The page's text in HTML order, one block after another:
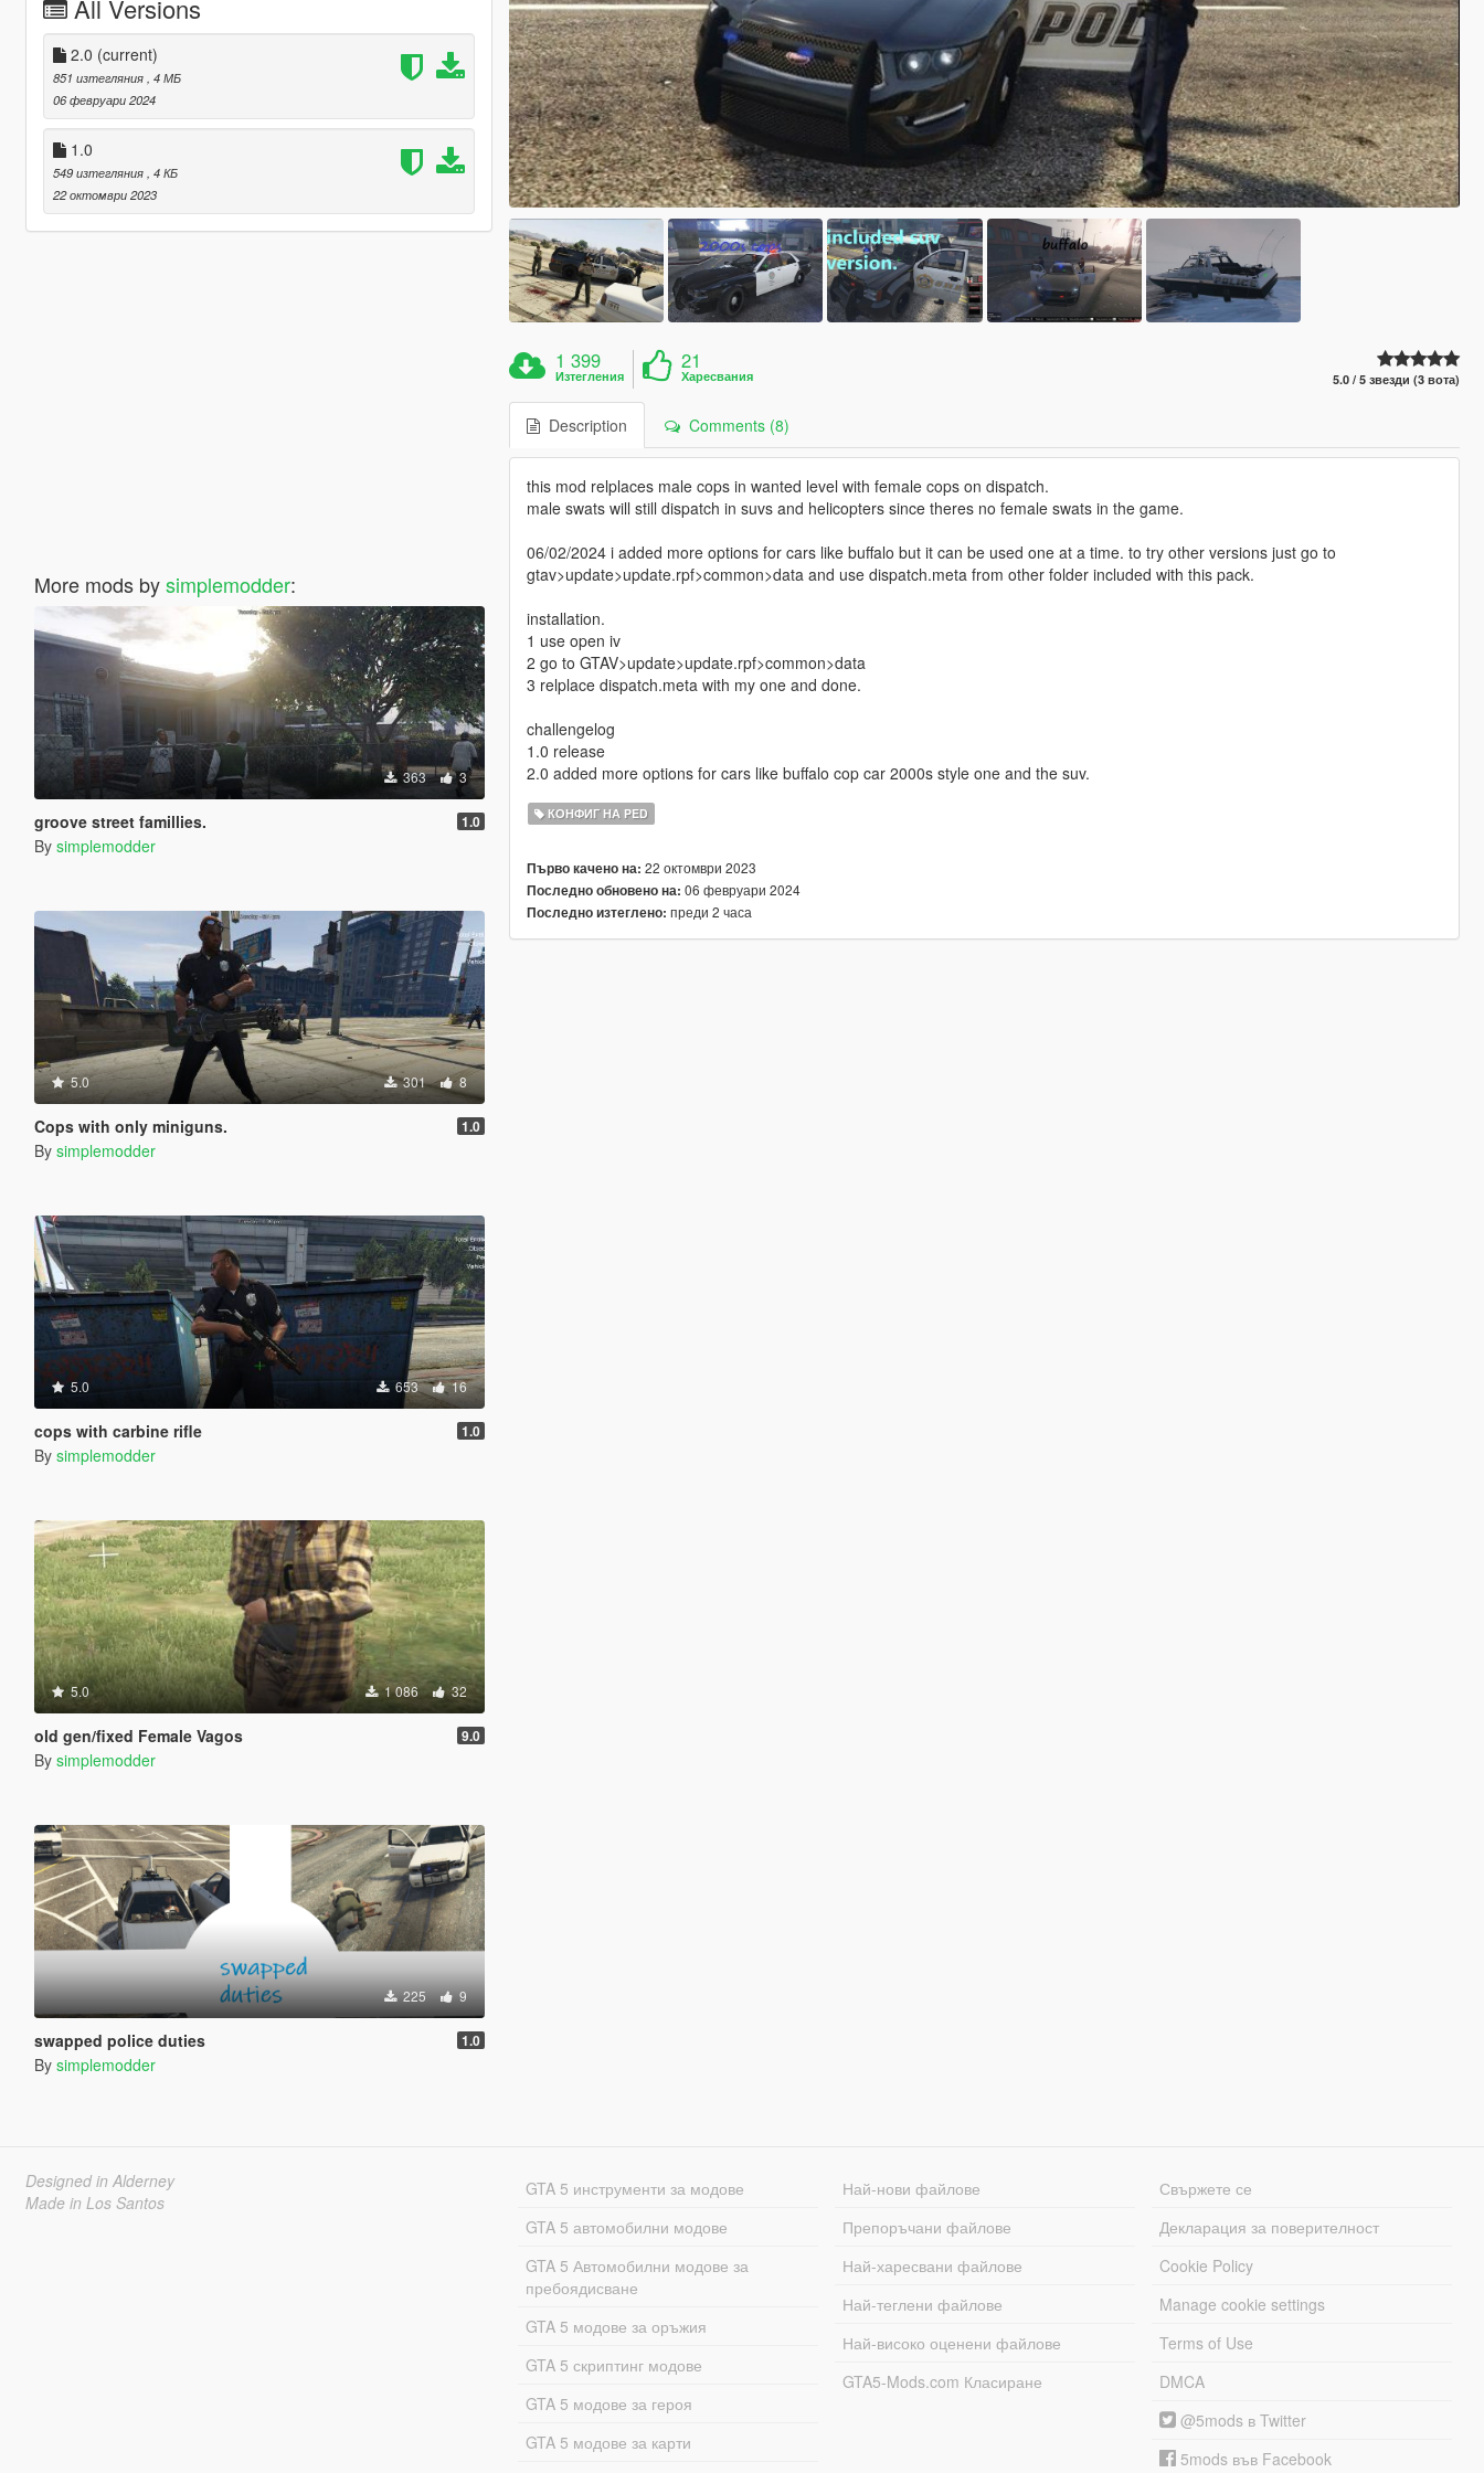
All Versions
2.0 (current)
851 изтегляния , 4 МБ
06 февруари 2024
1.0
549 изтегляния , 4 КБ
22 октомври 2023
More mods bysimplemodder:
363 3
groove street famillies. 1.0
By simplemodder
5.0 301 8
Cops with only miniguns. 1.0
By simplemodder
5.0 653 16
cops with carbine rifle 1.0
By simplemodder
5.0 1 086 32
old gen/fixed Female Vagos 9.0
By simplemodder
225 9
swapped police duties 1.0
By simplemodder
1 399
Изтегления
21
Харесвания 5.0 / 5 звезди (3 вота)
Description Comments (8)
this mod relplaces male cops in wanted level with female cops on dispatch.
male swats will still dispatch in suvs and helicopters since theres no female swats in the game.
06/02/2024 i added more options for cars like buffalo but it can be used one at a time. to try other versions just go to
gtav>update>update.rpf>common>data and use dispatch.meta from other folder included with this pack.
installation.
1 use open iv
2 go to GTAV>update>update.rpf>common>data
3 relplace dispatch.meta with my one and done.
challengelog
1.0 release
2.0 added more options for cars like buffalo cop car 2000s style one and the suv.
КОНФИГ НА PED
Първо качено на: 22 октомври 2023
Последно обновено на: 06 февруари 2024
Последно изтеглено: преди 2 часа
Designed in Alderney
Made in Los Santos
GTA 5 инструменти за модове
GTA 5 автомобилни модове
GTA 5 Автомобилни модове за
пребоядисване
GTA 5 модове за оръжия
GTA 5 скриптинг модове
GTA 5 модове за героя
GTA 5 модове за карти
Най-нови файлове
Препоръчани файлове
Най-харесвани файлове
Най-теглени файлове
Най-високо оценени файлове
GTA5-Mods.com Класиране
Свържете се
Декларация за поверителност
Cookie Policy
Manage cookie settings
Terms of Use
DMCA
@5mods в Twitter
5mods във Facebook